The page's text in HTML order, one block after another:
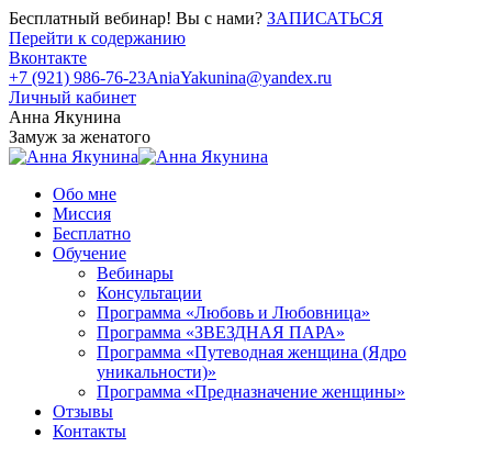
Бесплатный вебинар! Вы с нами? ЗАПИСАТЬСЯ
Перейти к содержанию
Вконтакте
+7 (921) 986-76-23AniaYakunina@yandex.ru
Личный кабинет
Анна Якунина
Замуж за женатого
Обо мне
Миссия
Бесплатно
Обучение
Вебинары
Консультации
Программа «Любовь и Любовница»
Программа «ЗВЕЗДНАЯ ПАРА»
Программа «Путеводная женщина (Ядро
уникальности)»
Программа «Предназначение женщины»
Отзывы
Контакты